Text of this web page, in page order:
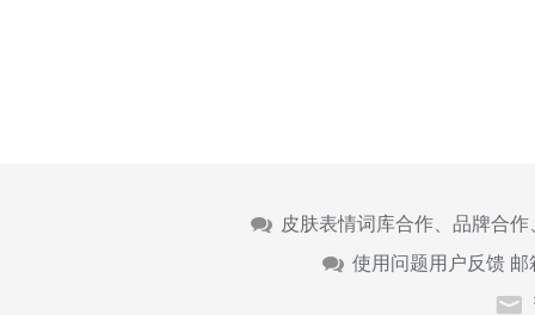
皮肤表情词库合作、品牌合
使用问题用户反馈 邮